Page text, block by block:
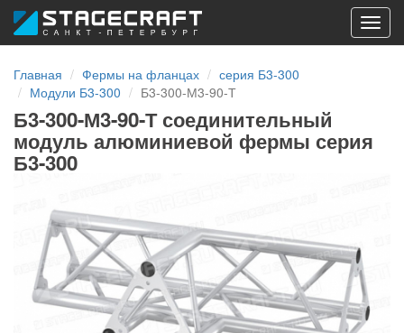
Главная
Фермы на фланцах
серия Б3-300
Модули Б3-300
Б3-300-М3-90-Т
Б3-300-М3-90-Т соединительный
модуль алюминиевой фермы серия
Б3-300